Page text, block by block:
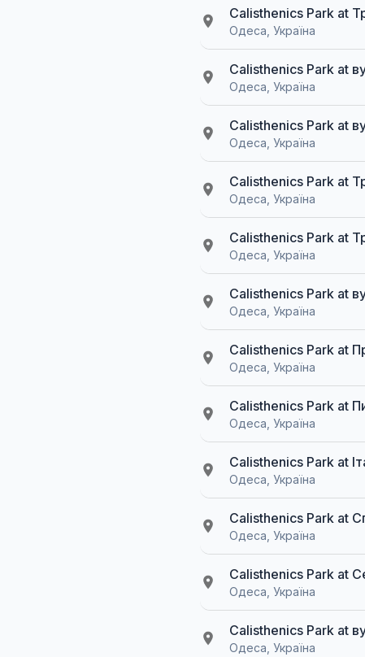
Calisthenics Park at
Одеса, Україна
Calisthenics Park at
Одеса, Україна
Calisthenics Park at
Одеса, Україна
Calisthenics Park at
Одеса, Україна
Calisthenics Park at
Одеса, Україна
Calisthenics Park at
Одеса, Україна
Calisthenics Park at
Одеса, Україна
Calisthenics Park at
Одеса, Україна
Calisthenics Park at
Одеса, Україна
Calisthenics Park at
Одеса, Україна
Calisthenics Park at
Одеса, Україна
Calisthenics Park at
Одеса, Україна